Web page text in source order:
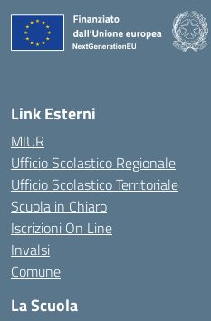
Link Esterni
MIUR
Ufficio Scolastico Regionale
Ufficio Scolastico Territoriale
Scuola in Chiaro
Iscrizioni On Line
Invalsi
Comune
La Scuola